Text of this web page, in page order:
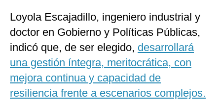
Loyola Escajadillo, ingeniero industrial y
doctor en Gobierno y Políticas Públicas,
indicó que, de ser elegido, desarrollará
una gestión íntegra, meritocrática, con
mejora continua y capacidad de
resiliencia frente a escenarios complejos.